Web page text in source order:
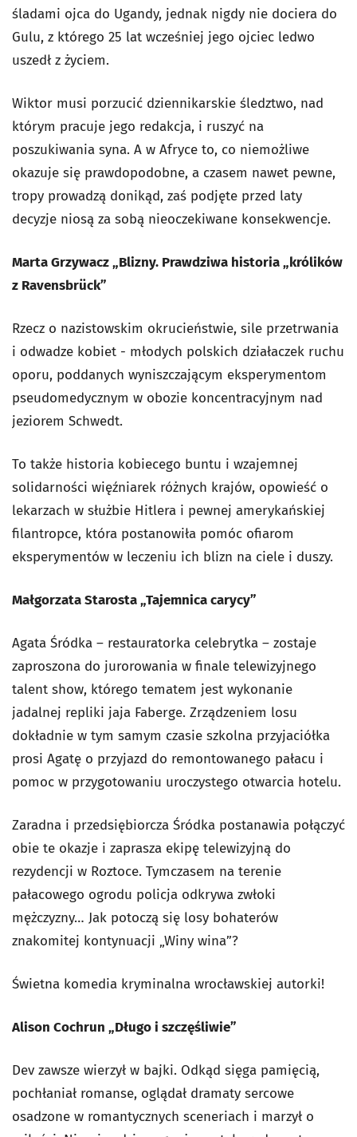
śladami ojca do Ugandy, jednak nigdy nie dociera do
Gulu, z którego 25 lat wcześniej jego ojciec ledwo
uszedł z życiem.
Wiktor musi porzucić dziennikarskie śledztwo, nad
którym pracuje jego redakcja, i ruszyć na
poszukiwania syna. A w Afryce to, co niemożliwe
okazuje się prawdopodobne, a czasem nawet pewne,
tropy prowadzą donikąd, zaś podjęte przed laty
decyzje niosą za sobą nieoczekiwane konsekwencje.
Marta Grzywacz „Blizny. Prawdziwa historia „królików
z Ravensbrück”
Rzecz o nazistowskim okrucieństwie, sile przetrwania
i odwadze kobiet - młodych polskich działaczek ruchu
oporu, poddanych wyniszczającym eksperymentom
pseudomedycznym w obozie koncentracyjnym nad
jeziorem Schwedt.
To także historia kobiecego buntu i wzajemnej
solidarności więźniarek różnych krajów, opowieść o
lekarzach w służbie Hitlera i pewnej amerykańskiej
filantropce, która postanowiła pomóc ofiarom
eksperymentów w leczeniu ich blizn na ciele i duszy.
Małgorzata Starosta „Tajemnica carycy”
Agata Śródka – restauratorka celebrytka – zostaje
zaproszona do jurorowania w finale telewizyjnego
talent show, którego tematem jest wykonanie
jadalnej repliki jaja Faberge. Zrządzeniem losu
dokładnie w tym samym czasie szkolna przyjaciółka
prosi Agatę o przyjazd do remontowanego pałacu i
pomoc w przygotowaniu uroczystego otwarcia hotelu.
Zaradna i przedsiębiorcza Śródka postanawia połączyć
obie te okazje i zaprasza ekipę telewizyjną do
rezydencji w Roztoce. Tymczasem na terenie
pałacowego ogrodu policja odkrywa zwłoki
mężczyzny… Jak potoczą się losy bohaterów
znakomitej kontynuacji „Winy wina”?
Świetna komedia kryminalna wrocławskiej autorki!
Alison Cochrun „Długo i szczęśliwie”
Dev zawsze wierzył w bajki. Odkąd sięga pamięcią,
pochłaniał romanse, oglądał dramaty sercowe
osadzone w romantycznych sceneriach i marzył o